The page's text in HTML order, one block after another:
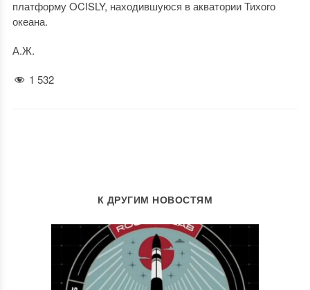
платформу OCISLY, находившуюся в акватории Тихого
океана.
А.Ж.
1 532
К ДРУГИМ НОВОСТЯМ